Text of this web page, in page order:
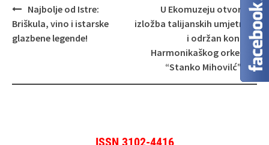
Navigacija
objava
Najbolje od Istre:
Briškula, vino i istarske
glazbene legende!
U Ekomuzeju otvorena
izložba talijanskih umjetnika
i održan koncert
Harmonikaškog orkestra
“Stanko Mihovilć”
ISSN 3102-4416